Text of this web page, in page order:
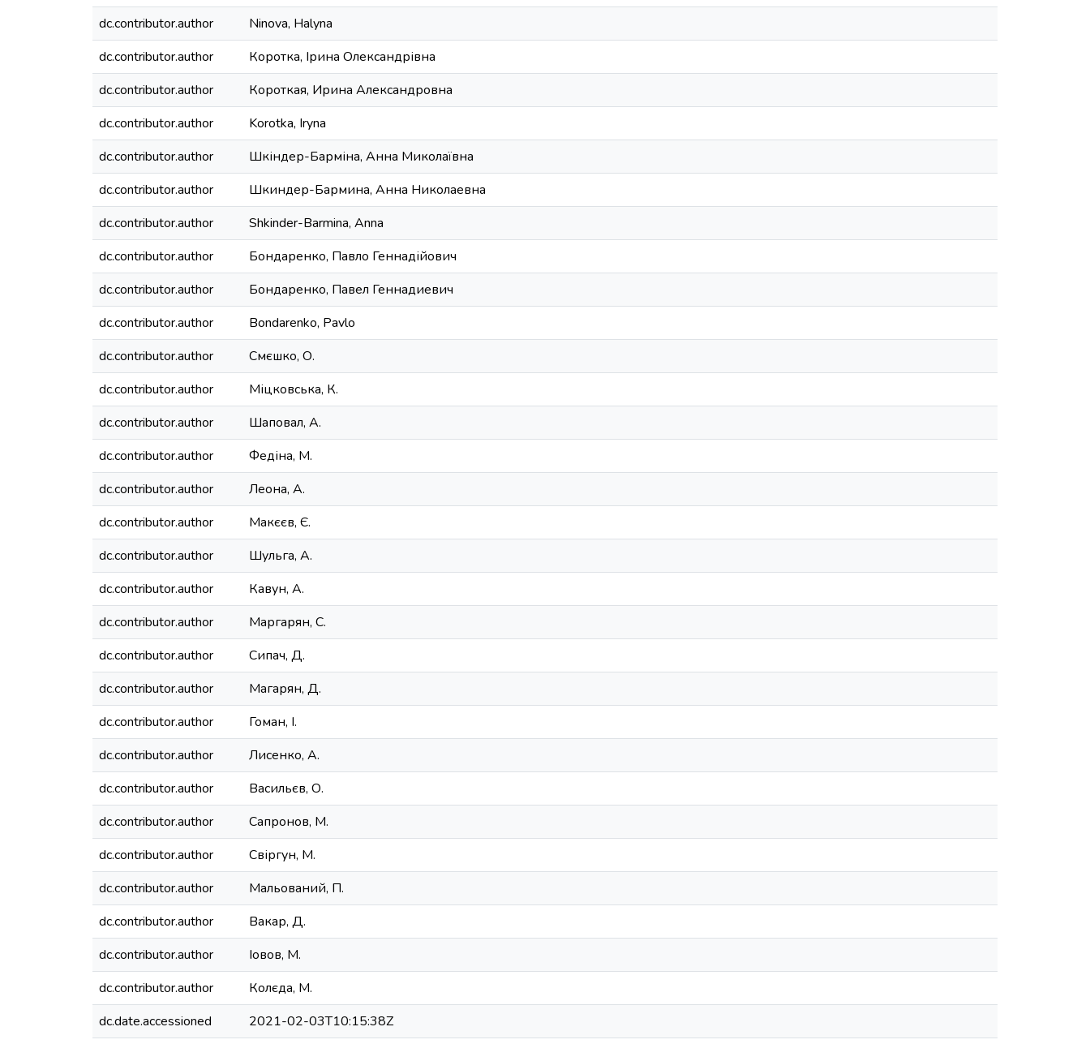
dc.contributor.author
Ninova, Halyna
dc.contributor.author
Коротка, Ірина Олександрівна
dc.contributor.author
Короткая, Ирина Александровна
dc.contributor.author
Korotka, Iryna
dc.contributor.author
Шкіндер-Барміна, Анна Миколаївна
dc.contributor.author
Шкиндер-Бармина, Анна Николаевна
dc.contributor.author
Shkinder-Barmina, Anna
dc.contributor.author
Бондаренко, Павло Геннадійович
dc.contributor.author
Бондаренко, Павел Геннадиевич
dc.contributor.author
Bondarenko, Pavlo
dc.contributor.author
Смєшко, О.
dc.contributor.author
Міцковська, К.
dc.contributor.author
Шаповал, А.
dc.contributor.author
Федіна, М.
dc.contributor.author
Леона, А.
dc.contributor.author
Макєєв, Є.
dc.contributor.author
Шульга, А.
dc.contributor.author
Кавун, А.
dc.contributor.author
Маргарян, С.
dc.contributor.author
Сипач, Д.
dc.contributor.author
Магарян, Д.
dc.contributor.author
Гоман, І.
dc.contributor.author
Лисенко, А.
dc.contributor.author
Васильєв, О.
dc.contributor.author
Сапронов, М.
dc.contributor.author
Свіргун, М.
dc.contributor.author
Мальований, П.
dc.contributor.author
Вакар, Д.
dc.contributor.author
Іовов, М.
dc.contributor.author
Колєда, М.
dc.date.accessioned
2021-02-03T10:15:38Z